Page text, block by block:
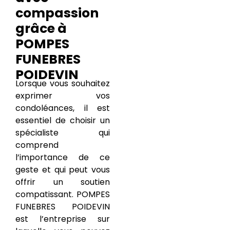
compassion
grâce à
POMPES
FUNEBRES
POIDEVIN
Lorsque vous souhaitez
exprimer vos
condoléances, il est
essentiel de choisir un
spécialiste qui
comprend
l’importance de ce
geste et qui peut vous
offrir un soutien
compatissant. POMPES
FUNEBRES POIDEVIN
est l’entreprise sur